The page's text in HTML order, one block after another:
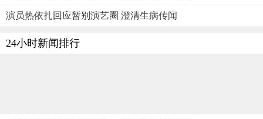
演员热依扎回应暂别演艺圈 澄清生病传闻
24小时新闻排行